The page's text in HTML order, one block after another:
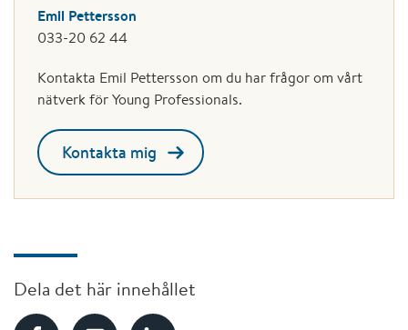
Emil Pettersson
033-20 62 44
Kontakta Emil Pettersson om du har frågor om vårt
nätverk för Young Professionals.
Kontakta mig
Dela det här innehållet